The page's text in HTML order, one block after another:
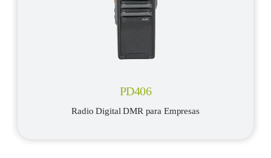
PD406
Radio Digital DMR para Empresas